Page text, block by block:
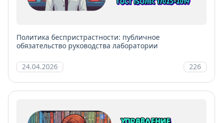
Политика беспристрастности: публичное
обязательство руководства лаборатории
24.04.2026 226